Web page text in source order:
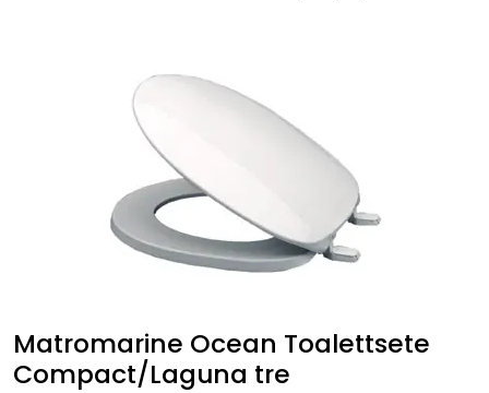
Matromarine Ocean Toalettsete
Compact/Laguna tre
Motor/Styring
Fritid/Sikkerhet